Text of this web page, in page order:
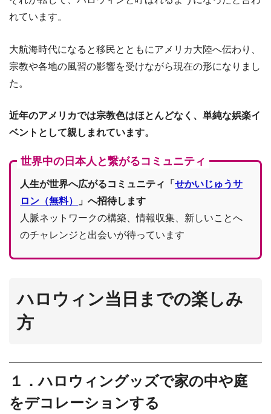
れています。
大航海時代になると移民とともにアメリカ大陸へ伝わり、
宗教や各地の風習の影響を受けながら現在の形になりまし
た。
近年のアメリカでは宗教色はほとんどなく、単純な娯楽イ
ベントとして親しまれています。
世界中の日本人と繋がるコミュニティ
人生が世界へ広がるコミュニティ「せかいじゅうサ
ロン（無料）
」へ招待します
人脈ネットワークの構築、情報収集、新しいことへ
のチャレンジと出会いが待っています
ハロウィン当日までの楽しみ
方
１．ハロウィングッズで家の中や庭
をデコレーションする